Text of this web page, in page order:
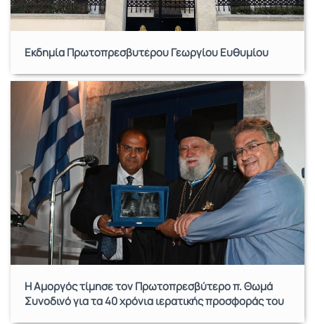
Εκδημία Πρωτοπρεσβυτέρου Γεωργίου Ευθυμίου
Η Αμοργός τίμησε τον Πρωτοπρεσβύτερο π. Θωμά
Συνοδινό για τα 40 χρόνια ιερατικής προσφοράς του